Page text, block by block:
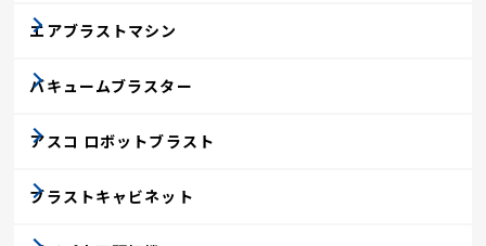
エアブラストマシン
バキュームブラスター
アスコ ロボットブラスト
ブラストキャビネット